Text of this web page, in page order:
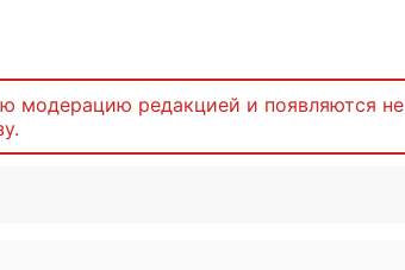
модерацию редакцией и появляются не